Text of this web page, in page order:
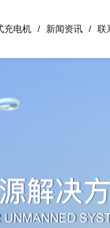
充电机 新闻资讯 联